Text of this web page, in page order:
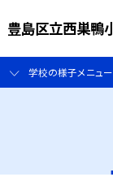
豊島区立西巣鴨
学校の様子メニュー